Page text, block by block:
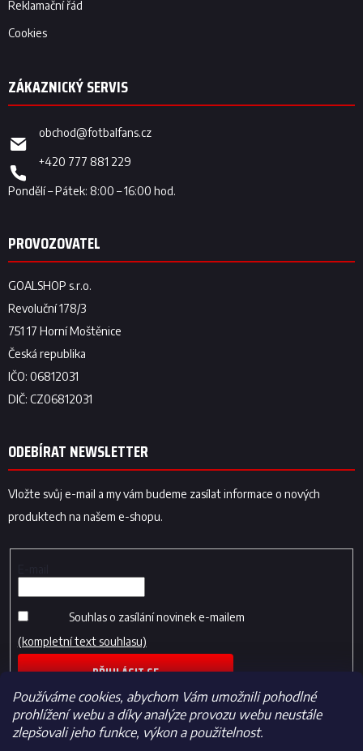
Používáme cookies, abychom Vám umožnili pohodlné
prohlížení webu a díky analýze provozu webu neustále
zlepšovali jeho funkce, výkon a použitelnost.
Reklamační řád
Cookies
obchod@fotbalfans.cz
+420 777 881 229
ODEBÍRAT NEWSLETTER
Vložte svůj e-mail a my vám budeme zasílat informace o nových
produktech na našem e-shopu.
Souhlas o zasílání novinek e-mailem
(kompletní text souhlasu)
PŘIHLÁSIT SE